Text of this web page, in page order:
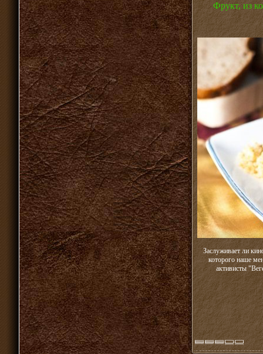
Фрукт, из
Заслуживает ли
которого наше
активисты